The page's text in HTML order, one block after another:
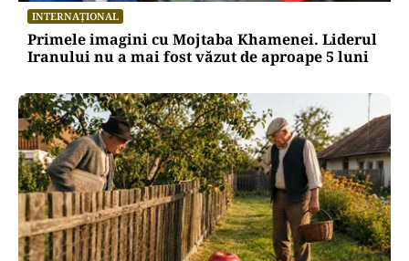
INTERNAȚIONAL
Primele imagini cu Mojtaba Khamenei. Liderul
Iranului nu a mai fost văzut de aproape 5 luni